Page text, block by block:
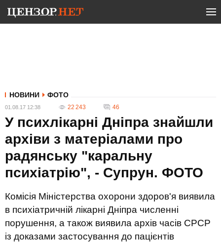
НОВИНИ ФОТО
01.08.17 12:38 22 243 46
У психлікарні Дніпра знайшли
архіви з матеріалами про
радянську "каральну
психіатрію", - Супрун. ФОТО
Комісія Міністерства охорони здоров'я виявила
в психіатричній лікарні Дніпра численні
порушення, а також виявила архів часів СРСР
із доказами застосування до пацієнтів